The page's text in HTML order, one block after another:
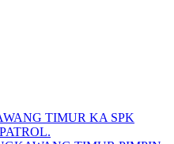
TIMUR KA SPK